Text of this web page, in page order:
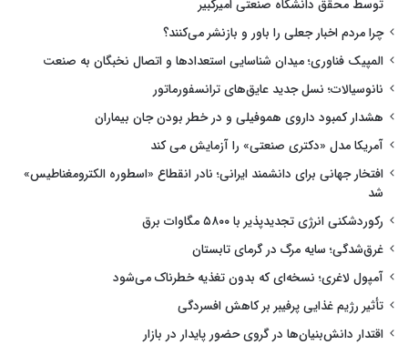
توسط محقق دانشگاه صنعتی امیرکبیر
چرا مردم اخبار جعلی را باور و بازنشر می‌کنند؟
المپیک فناوری؛ میدان شناسایی استعدادها و اتصال نخبگان به صنعت
نانوسیالات؛ نسل جدید عایق‌های ترانسفورماتور
هشدار کمبود داروی هموفیلی و در خطر بودن جان بیماران
آمریکا مدل «دکتری صنعتی» را آزمایش می کند
افتخار جهانی برای دانشمند ایرانی؛ نادر انقطاع «اسطوره الکترومغناطیس»
شد
رکوردشکنی انرژی تجدیدپذیر با ۵۸۰۰ مگاوات برق
غرق‌شدگی؛ سایه مرگ در گرمای تابستان
آمپول لاغری؛ نسخه‌ای که بدون تغذیه خطرناک می‌شود
تأثیر رژیم غذایی پرفیبر بر کاهش افسردگی
اقتدار دانش‌بنیان‌ها در گروی حضور پایدار در بازار